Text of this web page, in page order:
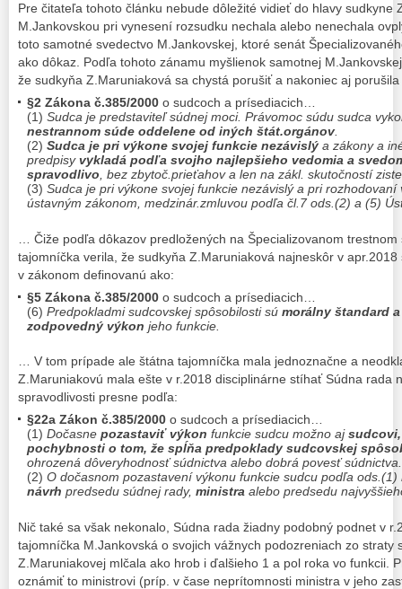
Pre čitateľa tohoto článku nebude dôležité vidieť do hlavy sudkyne
M.Jankovskou pri vynesení rozsudku nechala alebo nenechala
toto samotné svedectvo M.Jankovskej, ktoré senát
ako dôkaz. Podľa tohoto zánamu myšlienok samotnej
že sudkyňa Z.Maruniaková sa chystá porušiť a nakoniec aj
§2 Zákona č.385/2000 o sudcoch a prísediacich…
(1) Sudca je predstaviteľ súdnej moci. Právomoc súdu sudca
nestrannom súde oddelene od iných štát.orgánov.
(2) Sudca je pri výkone svojej funkcie nezávislý a zákony a
predpisyvykladá podľa svojho najlepšieho vedomia a
spravodlivo, bez zbytoč.prieťahov a len na zákl. skutočností
(3) Sudca je pri výkone svojej funkcie nezávislý a pri rozhodovaní
ústavným zákonom, medzinár.zmluvou podľa čl.7 ods.(2) a (5)
… Čiže podľa dôkazov predložených na Špecializovanom
tajomníčka verila, že sudkyňa Z.Maruniaková najneskôr v
v zákonom definovanú ako:
§5 Zákona č.385/2000 o sudcoch a prísediacich…
(6) Predpokladmi sudcovskej spôsobilosti sú morálny štandard
zodpovedný výkon jeho funkcie.
… V tom prípade ale štátna tajomníčka mala jednoznačne a
Z.Maruniakovú mala ešte v r.2018 disciplinárne stíhať Súdna rada
spravodlivosti presne podľa:
§22a Zákon č.385/2000 o sudcoch a prísediacich…
(1) Dočasne pozastaviť výkon funkcie sudcu možno aj
pochybnosti o tom, že spĺňa predpoklady sudcovskej
ohrozená dôveryhodnosť súdnictva alebo dobrá povesť súdnictva.
(2) O dočasnom pozastavení výkonu funkcie sudcu podľa ods.(1)
návrh predsedu súdnej rady, ministra alebo predsedu
Nič také sa však nekonalo, Súdna rada žiadny podobný podnet v
tajomníčka M.Jankovská o svojich vážnych podozreniach zo straty
Z.Maruniakovej mlčala ako hrob i ďalšieho 1 a pol roka vo funkcii.
oznámiť to ministrovi (príp. v čase neprítomnosti ministra v jeho